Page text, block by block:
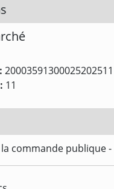
11
commande publique